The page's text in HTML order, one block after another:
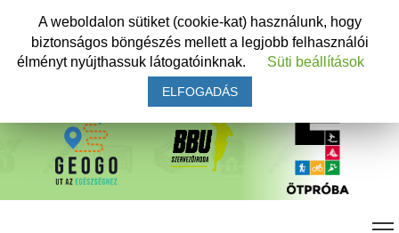
A weboldalon sütiket (cookie-kat) használunk, hogy
biztonságos böngészés mellett a legjobb felhasználói
élményt nyújthassuk látogatóinknak.
Süti beállítások
ELFOGADÁS